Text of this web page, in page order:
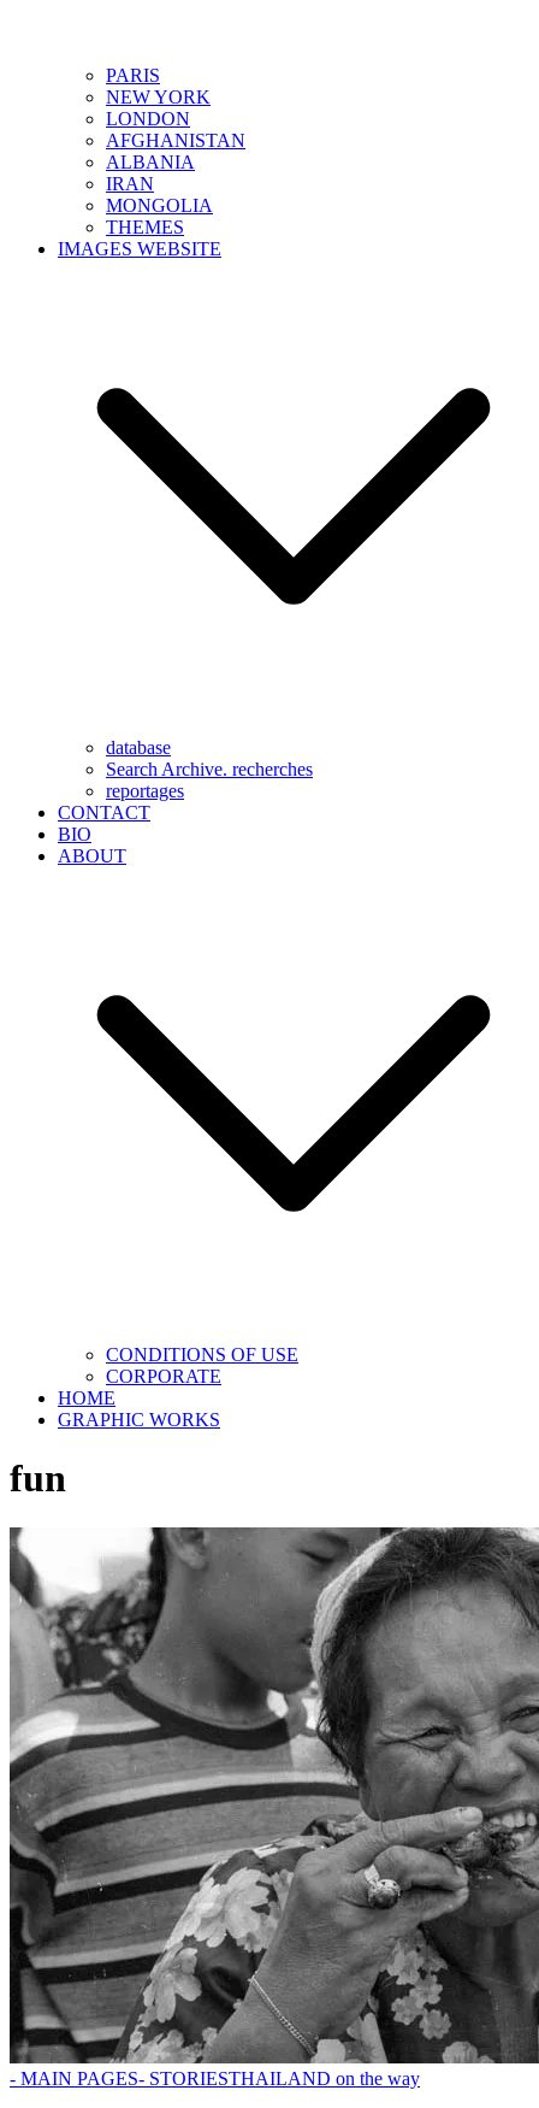
PARIS
NEW YORK
LONDON
AFGHANISTAN
ALBANIA
IRAN
MONGOLIA
THEMES
IMAGES WEBSITE
database
Search Archive. recherches
reportages
CONTACT
BIO
ABOUT
CONDITIONS OF USE
CORPORATE
HOME
GRAPHIC WORKS
fun
- MAIN PAGES- STORIESTHAILAND on the way